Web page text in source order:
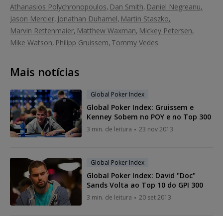
Athanasios Polychronopoulos Dan Smith Daniel Negreanu
Jason Mercier Jonathan Duhamel Martin Staszko
Marvin Rettenmaier Matthew Waxman Mickey Petersen
Mike Watson Philipp Gruissem Tommy Vedes
Mais notícias
Global Poker Index
Global Poker Index: Gruissem e
Kenney Sobem no POY e no Top 300
3 min. de leitura 23 nov 2013
Global Poker Index
Global Poker Index: David "Doc"
Sands Volta ao Top 10 do GPI 300
3 min. de leitura 20 set 2013